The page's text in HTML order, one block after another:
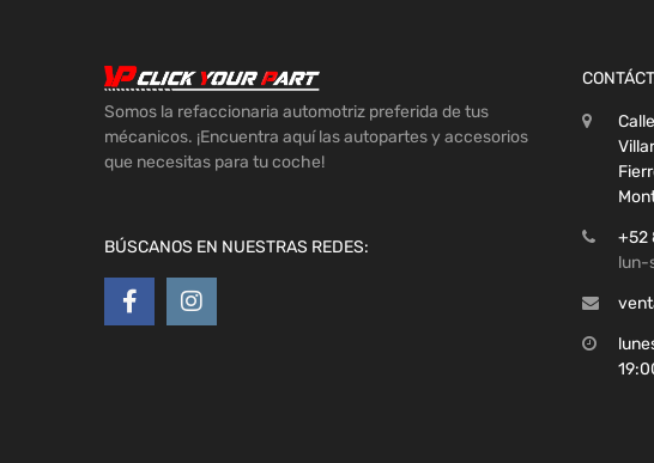
Somos la refaccionaria automotriz preferida de tus
mécanicos. ¡Encuentra aquí las autopartes y accesorios
que necesitas para tu coche!
BÚSCANOS EN NUESTRAS REDES:
+52
lun-